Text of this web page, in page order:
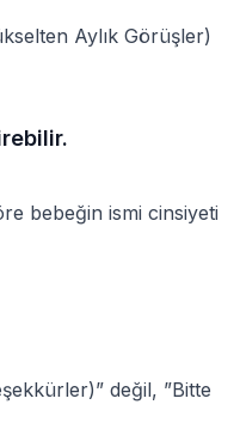
Aylık Görüşler)
bebeğin ismi cinsiyeti
değil, ”Bitte